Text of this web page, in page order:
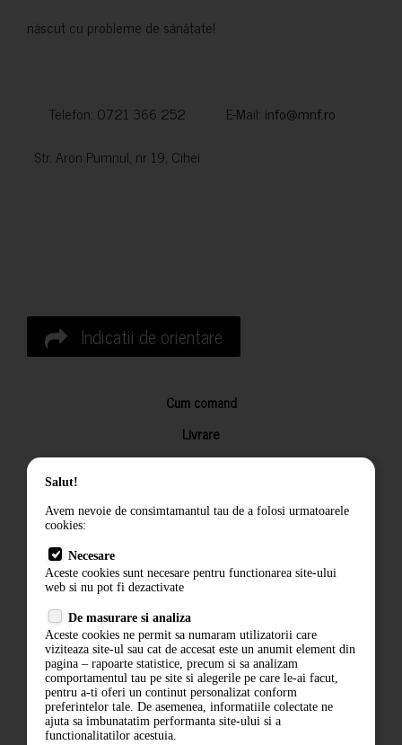
născut cu probleme de sănătate!
Telefon: 0721 366 252 E-Mail: info@mnf.ro
Str. Aron Pumnul, nr 19, Cihei
Indicatii de orientare
Cum comand
Livrare
Returnarea produselor
Termeni si conditii
Politica de confidentialitate
ANPC
Salut!
Avem nevoie de consimtamantul tau de a folosi urmatoarele
cookies:
Necesare
Aceste cookies sunt necesare pentru functionarea site-ului
web si nu pot fi dezactivate
De masurare si analiza
Aceste cookies ne permit sa numaram utilizatorii care
viziteaza site-ul sau cat de accesat este un anumit element din
pagina – rapoarte statistice, precum si sa analizam
comportamentul tau pe site si alegerile pe care le-ai facut,
pentru a-ti oferi un continut personalizat conform
preferintelor tale. De asemenea, informatiile colectate ne
ajuta sa imbunatatim performanta site-ului si a
functionalitatilor acestuia.